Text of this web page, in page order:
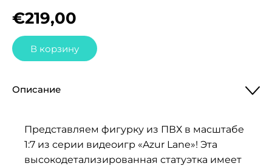
€219,00
В корзину
Описание
Представляем фигурку из ПВХ в масштабе
1:7 из серии видеоигр «Azur Lane»! Эта
высокодетализированная статуэтка имеет